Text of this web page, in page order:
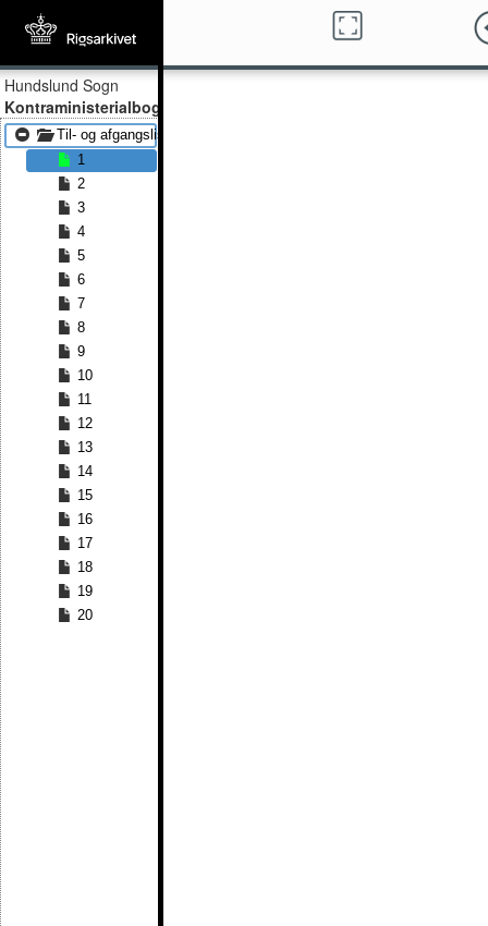
Hundslund Sogn
Kontraministerialbog
Til- og afgangslister 1868 - Til- og afgangslister 1869
1
2
3
4
5
6
7
8
9
10
11
12
13
14
15
16
17
18
19
20